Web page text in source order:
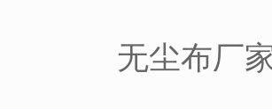
无尘布厂